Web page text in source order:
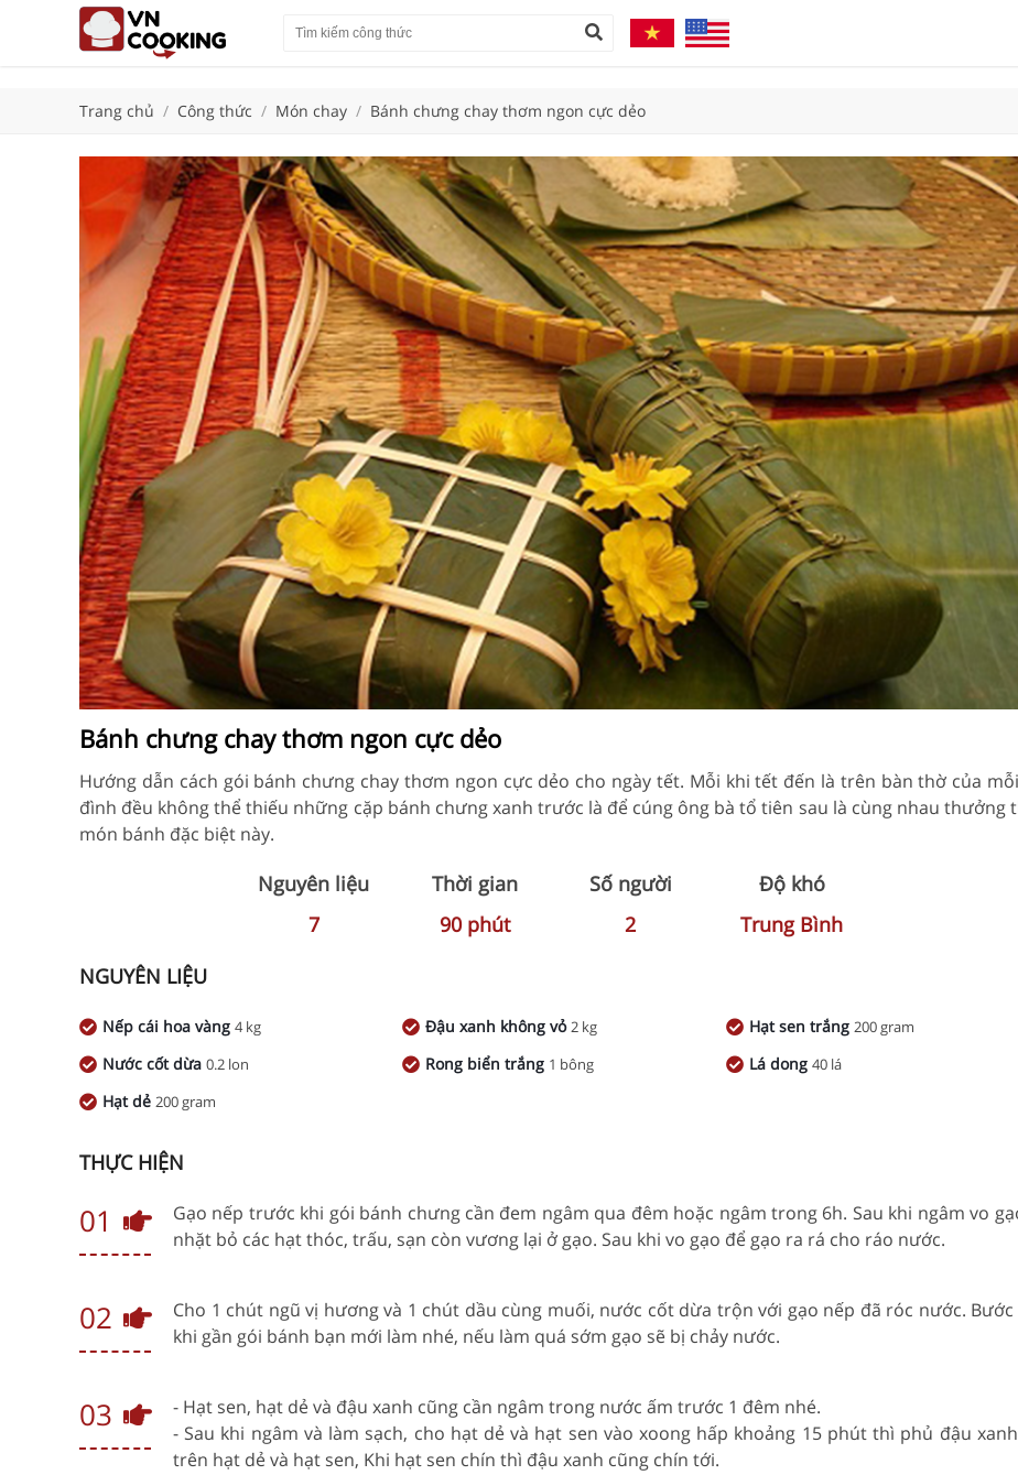
Trang chủ / Công thức / Món chay / Bánh chưng chay thơm ngon cực dẻo
Bánh chưng chay thơm ngon cực dẻo
Hướng dẫn cách gói bánh chưng chay thơm ngon cực dẻo cho ngày tết. Mỗi khi tết đến là trên bàn thờ của
đình đều không thể thiếu những cặp bánh chưng xanh trước là để cúng ông bà tổ tiên sau là cùng nhau thưởng
món bánh đặc biệt này.
Nguyên liệu
7
Thời gian
90 phút
Số người
2
Độ khó
Trung Bình
NGUYÊN LIỆU
Nếp cái hoa vàng 4 kg Đậu xanh không vỏ2 kg Hạt sen trắng 200 gram
Nước cốt dừa 0.2 lon Rong biển trắng 1 bông Lá dong 40 lá
Hạt dẻ 200 gram
THỰC HIỆN
01
Gạo nếp trước khi gói bánh chưng cần đem ngâm qua đêm hoặc ngâm trong 6h. Sau khi ngâm vo
nhặt bỏ các hạt thóc, trấu, sạn còn vương lại ở gạo. Sau khi vo gạo để gạo ra rá cho ráo nước.
02
Cho 1 chút ngũ vị hương và 1 chút dầu cùng muối, nước cốt dừa trộn với gạo nếp đã róc nước. Bước
khi gần gói bánh bạn mới làm nhé, nếu làm quá sớm gạo sẽ bị chảy nước.
03
- Hạt sen, hạt dẻ và đậu xanh cũng cần ngâm trong nước ấm trước 1 đêm nhé.
- Sau khi ngâm và làm sạch, cho hạt dẻ và hạt sen vào xoong hấp khoảng 15 phút thì phủ đậu
trên hạt dẻ và hạt sen, Khi hạt sen chín thì đậu xanh cũng chín tới.